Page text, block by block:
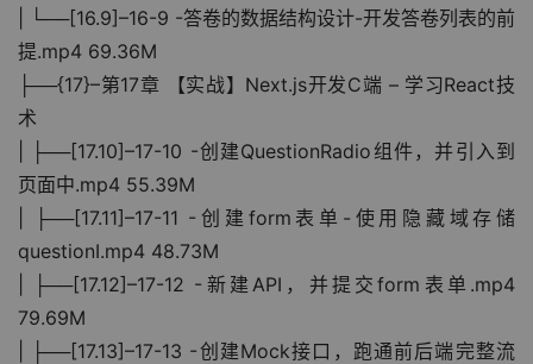
| └──[16.9]–16-9 -答卷的数据结构设计-开发答卷列表的前
提.mp4 69.36M
├──{17}–第17章 【实战】Next.js开发C端 – 学习React技
术
| ├──[17.10]–17-10 -创建QuestionRadio组件，并引入到
页面中.mp4 55.39M
| ├──[17.11]–17-11 -创建form表单-使用隐藏域存储
questionI.mp4 48.73M
| ├──[17.12]–17-12 -新建API，并提交form表单.mp4
79.69M
| ├──[17.13]–17-13 -创建Mock接口，跑通前后端完整流